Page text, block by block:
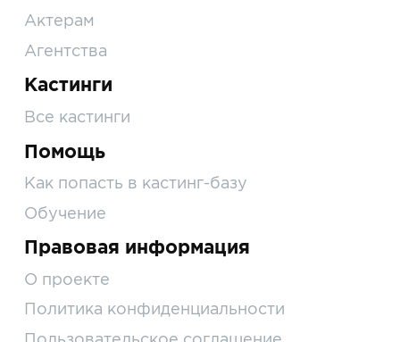
Актерам
Агентства
Кастинги
Все кастинги
Помощь
Как попасть в кастинг-базу
Обучение
Правовая информация
О проекте
Политика конфиденциальности
Пользовательское соглашение